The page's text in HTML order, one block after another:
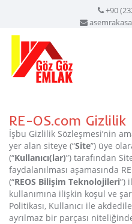
+90
RE-OS.com Gizlilik
İşbu Gizlilik Sözleşmesi’nin
yer alan siteye (“Site”) üye
(“Kullanıcı(lar)”) tarafından
faydalanılması aşamasında
(“REOS Bilişim Teknolojileri”)
kullanımına ilişkin koşul ve
Politikası, Kullanıcı ile
ayrılmaz bir parçası